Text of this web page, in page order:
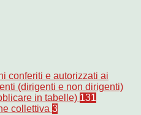
conferiti e autorizzati ai
(dirigenti e non dirigenti)
in tabelle) 131
collettiva 3